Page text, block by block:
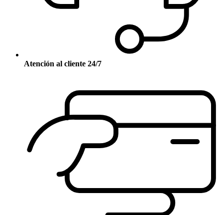
Atención al cliente 24/7